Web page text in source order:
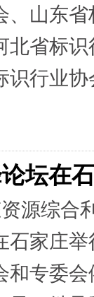
、山东
北省标
识行业
坛在
源综合
石家庄
和专委